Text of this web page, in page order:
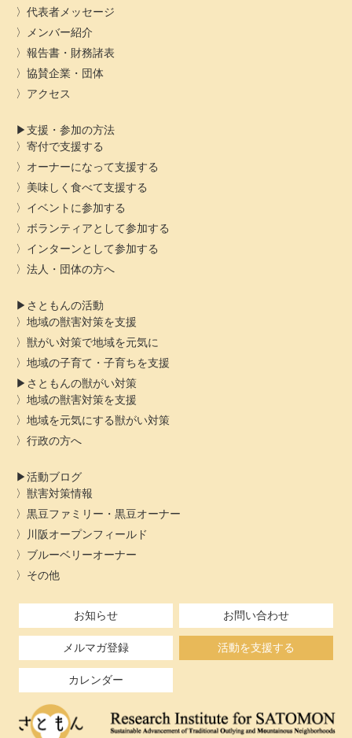
代表者メッセージ
メンバー紹介
報告書・財務諸表
協賛企業・団体
アクセス
支援・参加の方法
寄付で支援する
オーナーになって支援する
美味しく食べて支援する
イベントに参加する
ボランティアとして参加する
インターンとして参加する
法人・団体の方へ
さともんの活動
地域の獣害対策を支援
獣がい対策で地域を元気に
地域の子育て・子育ちを支援
さともんの獣がい対策
地域の獣害対策を支援
地域を元気にする獣がい対策
行政の方へ
活動ブログ
獣害対策情報
黒豆ファミリー・黒豆オーナー
川阪オープンフィールド
ブルーベリーオーナー
その他
お知らせ お問い合わせ
メルマガ登録 活動を支援する
カレンダー